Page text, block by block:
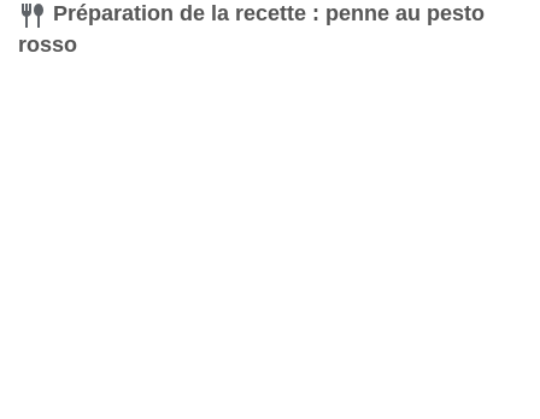
Préparation de la recette : penne au pesto
rosso